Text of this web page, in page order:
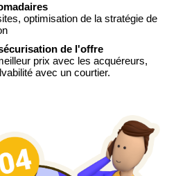
optimisation de la stratégie de
de l'offre
prix avec les acquéreurs,
avec un courtier.